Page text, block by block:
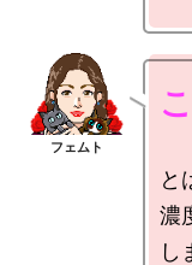
こ
と
濃
し